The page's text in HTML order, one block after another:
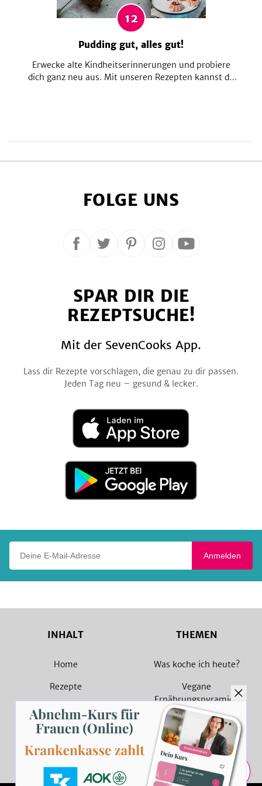
Teilen
12
Pudding gut, alles gut!
Erwecke alte Kindheitserinnerungen und probiere
dich ganz neu aus. Mit unseren Rezepten kannst du
FOLGE UNS
Folge
Facebook
Folge
Twitter
Folge
Pinterest
Folge
Instagram
Folge
YouTube
SPAR DIR DIE
REZEPTSUCHE!
Mit der SevenCooks App.
Lass dir Rezepte vorschlagen, die genau zu dir passen.
Jeden Tag neu – gesund & lecker.
Laden
im
App
Jetzt
Google
Anmelden
INHALT
Home
Rezepte
Magazin
Sammlungen
Rezept Suche
THEMEN
Was koche ich heute?
Vegane
Ernährungspyramide
Vegane Rezepte
Vegetarische Rezepte